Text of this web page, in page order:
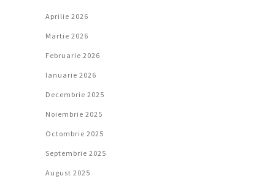
Aprilie 2026
Martie 2026
Februarie 2026
Ianuarie 2026
Decembrie 2025
Noiembrie 2025
Octombrie 2025
Septembrie 2025
August 2025